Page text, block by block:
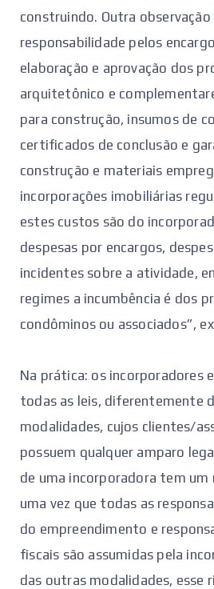
construindo. Outra
responsabilidade pelos
elaboração e aprovação dos
arquitetônico e
para construção, insumos de
certificados de conclusão e
construção e materiais
incorporações imobiliárias
estes custos são do
despesas por encargos,
incidentes sobre a atividade,
regimes a incumbência é dos
condôminos ou associados”,
Na prática: os incorporadores
todas as leis, diferentemente
modalidades, cujos clientes/
possuem qualquer amparo
de uma incorporadora tem um
uma vez que todas as
do empreendimento e
fiscais são assumidas pela
das outras modalidades, esse